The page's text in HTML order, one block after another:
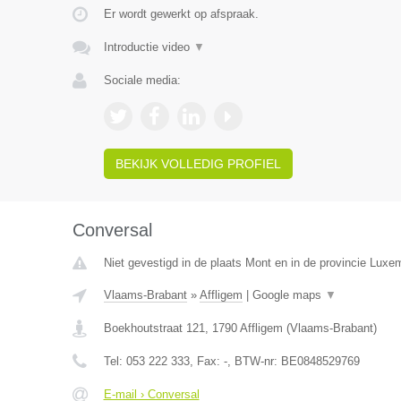
Er wordt gewerkt op afspraak.
Introductie video ▼
Sociale media:
BEKIJK VOLLEDIG PROFIEL
Conversal
Niet gevestigd in de plaats Mont en in de provincie
Vlaams-Brabant» Affligem Google maps ▼
Boekhoutstraat 121, 1790 Affligem (Vlaams-Brabant)
Tel: 053 222 333, Fax: -, BTW-nr: BE0848529769
E-mail › Conversal